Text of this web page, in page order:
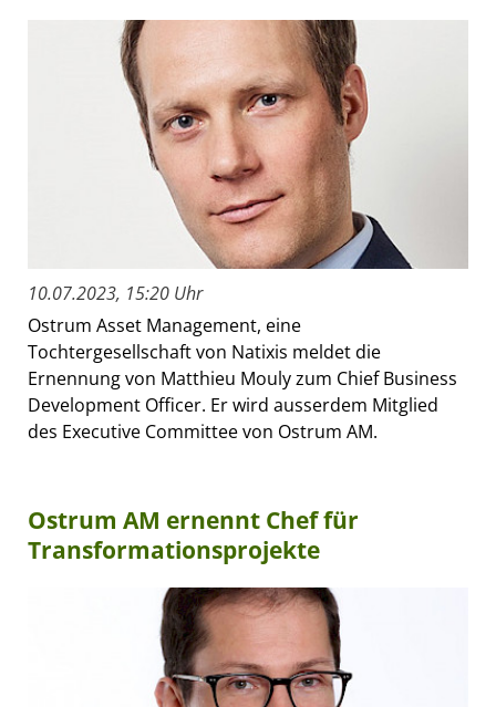
10.07.2023, 15:20 Uhr
Ostrum Asset Management, eine
Tochtergesellschaft von Natixis meldet die
Ernennung von Matthieu Mouly zum Chief Business
Development Officer. Er wird ausserdem Mitglied
des Executive Committee von Ostrum AM.
Ostrum AM ernennt Chef für
Transformationsprojekte